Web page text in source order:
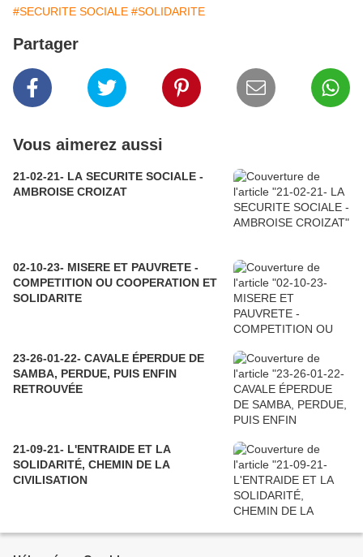
#SECURITE SOCIALE #SOLIDARITE
Partager
Vous aimerez aussi
21-02-21- LA SECURITE SOCIALE -
AMBROISE CROIZAT
02-10-23- MISERE ET PAUVRETE -
COMPETITION OU COOPERATION ET
SOLIDARITE
23-26-01-22- CAVALE ÉPERDUE DE
SAMBA, PERDUE, PUIS ENFIN
RETROUVÉE
21-09-21- L'ENTRAIDE ET LA
SOLIDARITÉ, CHEMIN DE LA
CIVILISATION